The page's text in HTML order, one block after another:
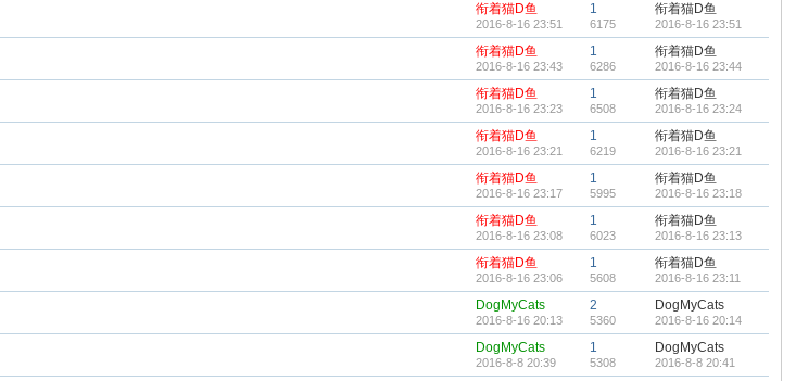
衔着猫D鱼
2016-8-16 23:51
1
6175
衔着猫D鱼
2016-8-16 23:51
衔着猫D鱼
2016-8-16 23:43
1
6286
衔着猫D鱼
2016-8-16 23:44
衔着猫D鱼
2016-8-16 23:23
1
6508
衔着猫D鱼
2016-8-16 23:24
衔着猫D鱼
2016-8-16 23:21
1
6219
衔着猫D鱼
2016-8-16 23:21
衔着猫D鱼
2016-8-16 23:17
1
5995
衔着猫D鱼
2016-8-16 23:18
衔着猫D鱼
2016-8-16 23:08
1
6023
衔着猫D鱼
2016-8-16 23:13
衔着猫D鱼
2016-8-16 23:06
1
5608
衔着猫D鱼
2016-8-16 23:11
DogMyCats
2016-8-16 20:13
2
5360
DogMyCats
2016-8-16 20:14
DogMyCats
2016-8-8 20:39
1
5308
DogMyCats
2016-8-8 20:41